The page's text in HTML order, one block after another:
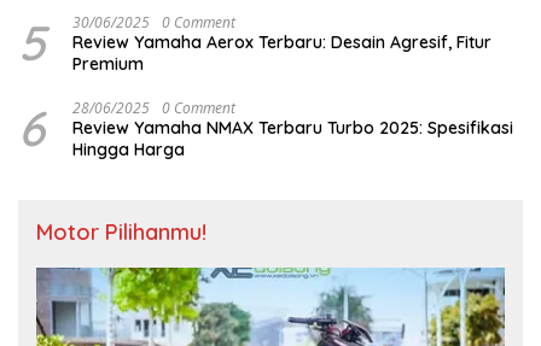
5 30/06/2025 0 Comment
Review Yamaha Aerox Terbaru: Desain Agresif, Fitur
Premium
6 28/06/2025 0 Comment
Review Yamaha NMAX Terbaru Turbo 2025: Spesifikasi
Hingga Harga
Motor Pilihanmu!